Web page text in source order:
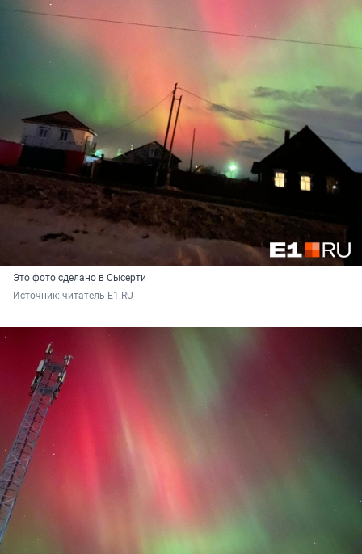
Это фото сделано в Сысерти
Источник: читатель E1.RU